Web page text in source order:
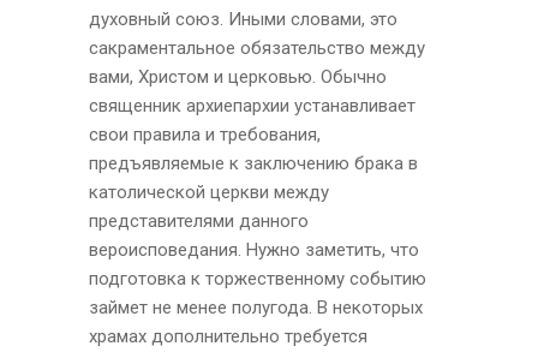
духовный союз. Иными словами, это
сакраментальное обязательство между
вами, Христом и церковью. Обычно
священник архиепархии устанавливает
свои правила и требования,
предъявляемые к заключению брака в
католической церкви между
представителями данного
вероисповедания. Нужно заметить, что
подготовка к торжественному событию
займет не менее полугода. В некоторых
храмах дополнительно требуется